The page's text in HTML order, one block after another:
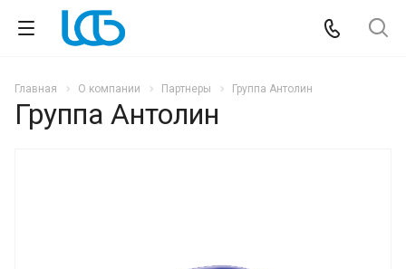
Главная О компании Партнеры Группа Антолин
Группа Антолин